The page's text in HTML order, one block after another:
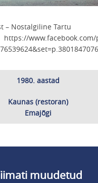
– Nostalgiline Tartu
https://www.facebook.com/
1980. aastad
Kaunas (restoran)
Emajõgi
muudetud